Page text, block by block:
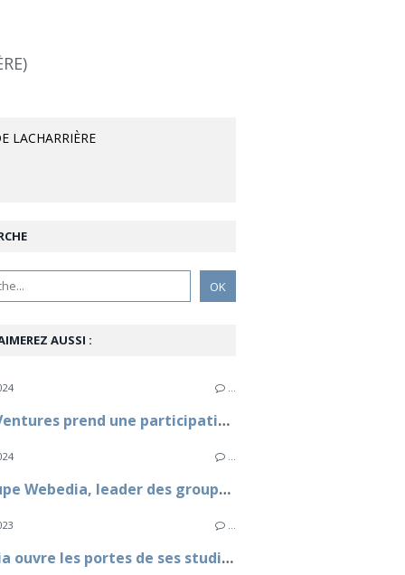
LACHARRIÈRE
AUSSI :
…
Aglaé Ventures prend une participation au capital de Webedia aux côtés de Fimalac
…
Le groupe Webedia, leader des groupes médias sur la vidéo sociale en France
…
Webedia ouvre les portes de ses studios au grand public le samedi 23 septembre 2023